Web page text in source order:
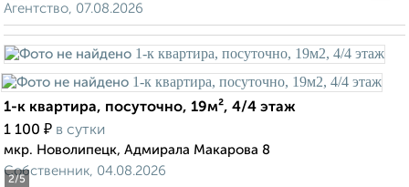
Агентство, 07.08.2026
2/5
1-к квартира, посуточно, 19м², 4/4 этаж
1 100 ₽ в сутки
мкр. Новолипецк, Адмирала Макарова 8
Собственник, 04.08.2026